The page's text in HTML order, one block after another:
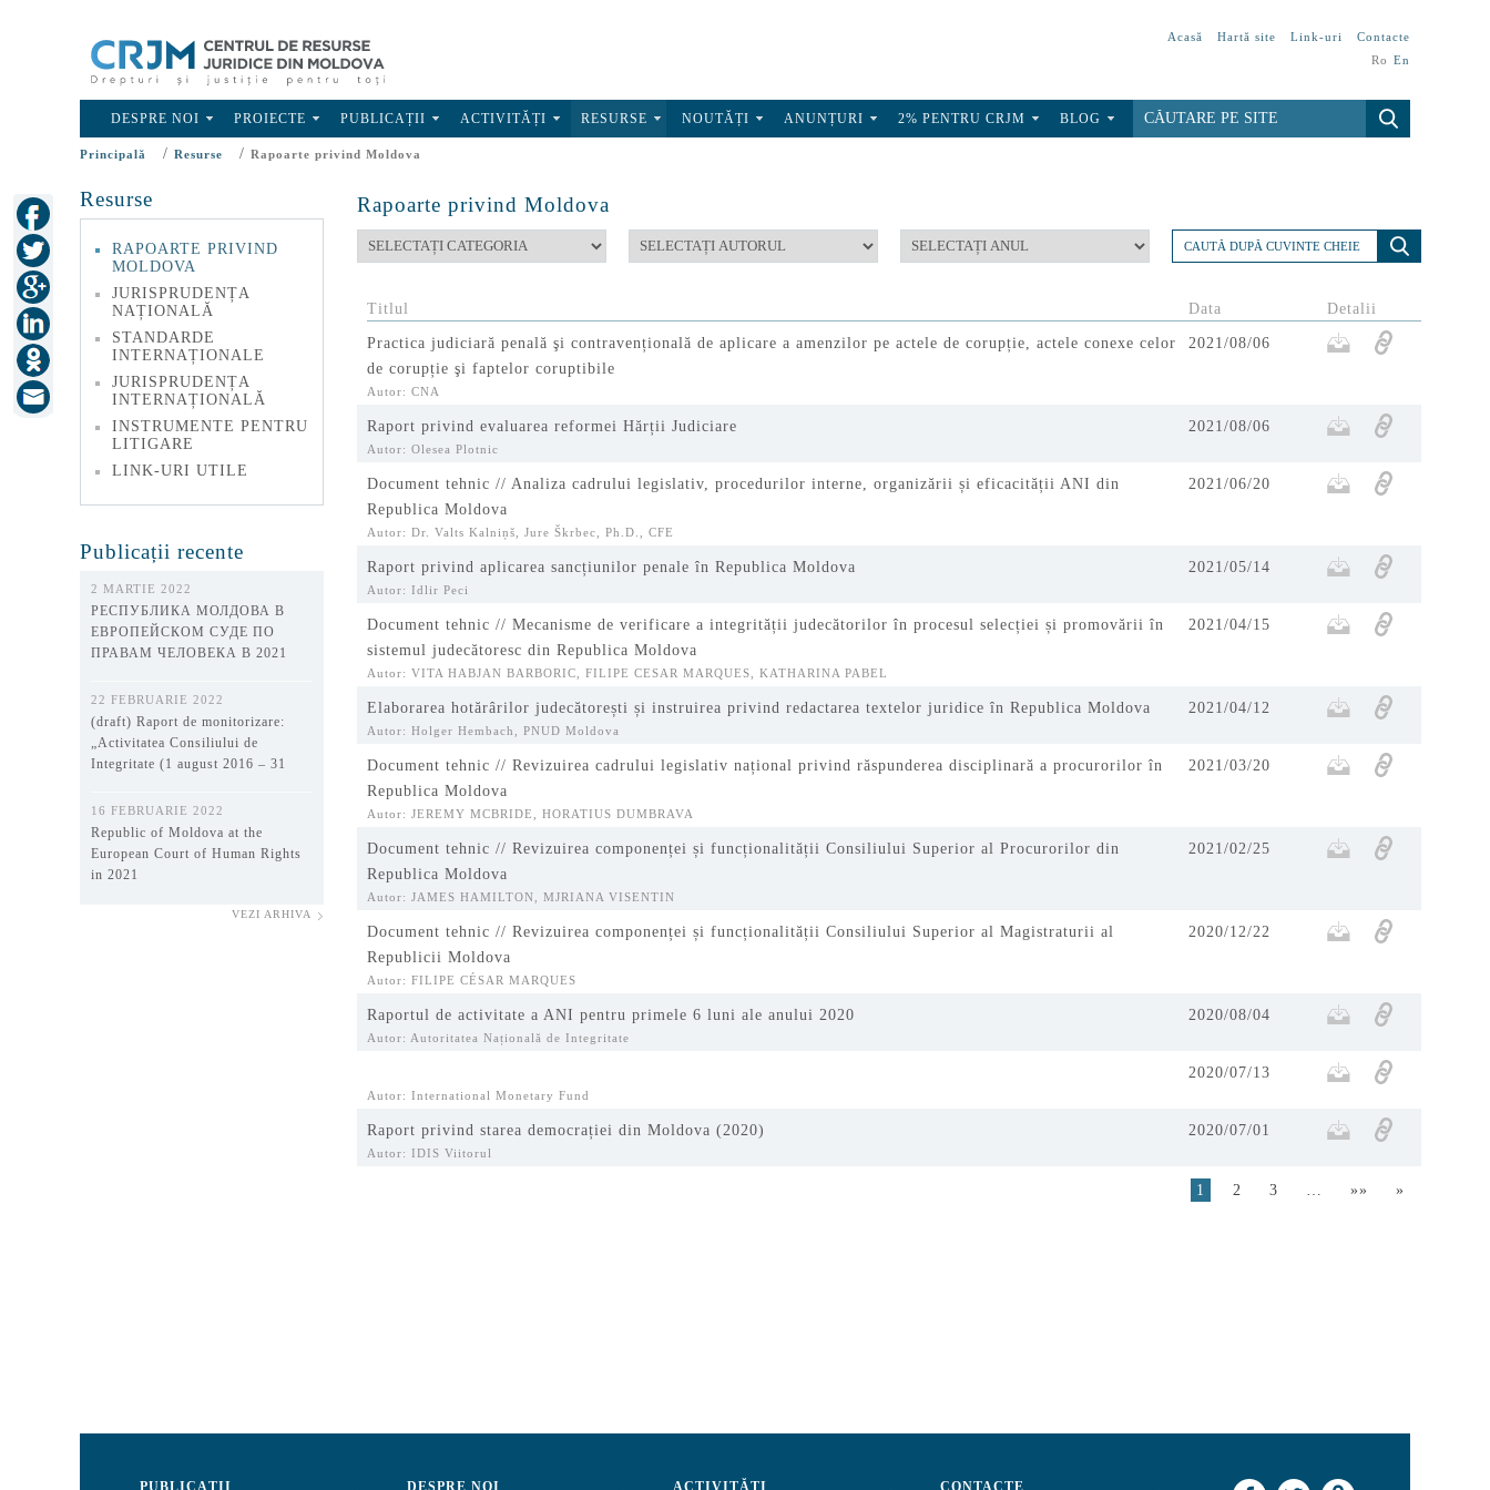
Acasă Hartă site Link-uri
Contacte
Ro En
DESPRE NOI PROIECTE PUBLICAȚII ACTIVITĂȚI RESURSE NOUTĂȚI ANUNȚURI 2% PENTRU CRJM BLOG
Principală / Resurse / Rapoarte privind Moldova
Resurse
RAPOARTE PRIVIND
MOLDOVA
JURISPRUDENȚA
NAȚIONALĂ
STANDARDE
INTERNAȚIONALE
JURISPRUDENȚA
INTERNAȚIONALĂ
INSTRUMENTE PENTRU
LITIGARE
LINK-URI UTILE
Publicații recente
2 MARTIE 2022
РЕСПУБЛИКА МОЛДОВА В
ЕВРОПЕЙСКОМ СУДЕ ПО
ПРАВАМ ЧЕЛОВЕКА В 2021
22 FEBRUARIE 2022
(draft) Raport de monitorizare:
„Activitatea Consiliului de
Integritate (1 august 2016 – 31
16 FEBRUARIE 2022
Republic of Moldova at the
European Court of Human Rights
in 2021
VEZI ARHIVA
Rapoarte privind Moldova
Titlul Data Detalii
Practica judiciară penală şi contravențională de aplicare a amenzilor pe actele de corupție, actele conexe celor
de corupție şi faptelor coruptibile
Autor: CNA
2021/08/06
Raport privind evaluarea reformei Hărții Judiciare
Autor: Olesea Plotnic
2021/08/06
Document tehnic // Analiza cadrului legislativ, procedurilor interne, organizării și eficacității ANI din
Republica Moldova
Autor: Dr. Valts Kalniņš, Jure Škrbec, Ph.D., CFE
2021/06/20
Raport privind aplicarea sancțiunilor penale în Republica Moldova
Autor: Idlir Peci
2021/05/14
Document tehnic // Mecanisme de verificare a integrității judecătorilor în procesul selecției și promovării în
sistemul judecătoresc din Republica Moldova
Autor: VITA HABJAN BARBORIC, FILIPE CESAR MARQUES, KATHARINA PABEL
2021/04/15
Elaborarea hotărârilor judecătorești și instruirea privind redactarea textelor juridice în Republica Moldova
Autor: Holger Hembach, PNUD Moldova
2021/04/12
Document tehnic // Revizuirea cadrului legislativ național privind răspunderea disciplinară a procurorilor în
Republica Moldova
Autor: JEREMY MCBRIDE, HORATIUS DUMBRAVA
2021/03/20
Document tehnic // Revizuirea componenței și funcționalității Consiliului Superior al Procurorilor din
Republica Moldova
Autor: JAMES HAMILTON, MJRIANA VISENTIN
2021/02/25
Document tehnic // Revizuirea componenței și funcționalității Consiliului Superior al Magistraturii al
Republicii Moldova
Autor: FILIPE CÉSAR MARQUES
2020/12/22
Raportul de activitate a ANI pentru primele 6 luni ale anului 2020
Autor: Autoritatea Națională de Integritate
2020/08/04
Autor: International Monetary Fund
2020/07/13
Raport privind starea democrației din Moldova (2020)
Autor: IDIS Viitorul
2020/07/01
1 2 3 … »» »
PUBLICAȚII DESPRE NOI ACTIVITĂȚI CONTACTE